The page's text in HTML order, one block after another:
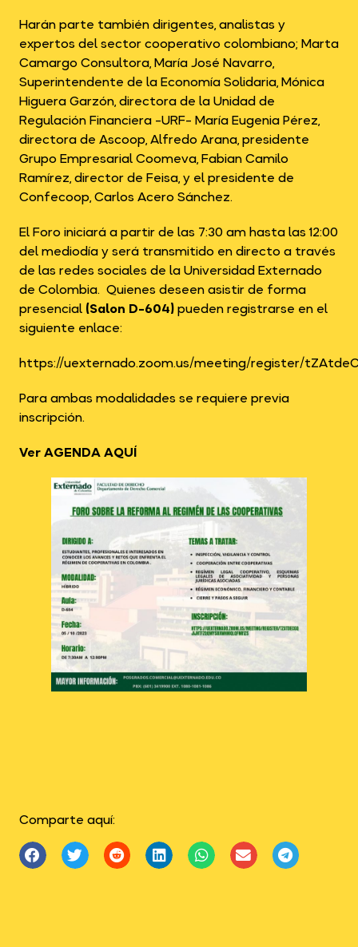
Harán parte también dirigentes, analistas y
expertos del sector cooperativo colombiano; Marta
Camargo Consultora, María José Navarro,
Superintendente de la Economía Solidaria, Mónica
Higuera Garzón, directora de la Unidad de
Regulación Financiera -URF- María Eugenia Pérez,
directora de Ascoop, Alfredo Arana, presidente
Grupo Empresarial Coomeva, Fabian Camilo
Ramírez, director de Feisa, y el presidente de
Confecoop, Carlos Acero Sánchez.
El Foro iniciará a partir de las 7:30 am hasta las 12:00
del mediodía y será transmitido en directo a través
de las redes sociales de la Universidad Externado
de Colombia. Quienes deseen asistir de forma
presencial(Salon D-604)pueden registrarse en el
siguiente enlace:
https://uexternado.zoom.us/meeting/register/
Para ambas modalidades se requiere previa
inscripción.
VerAGENDA AQUÍ
Comparte aquí: